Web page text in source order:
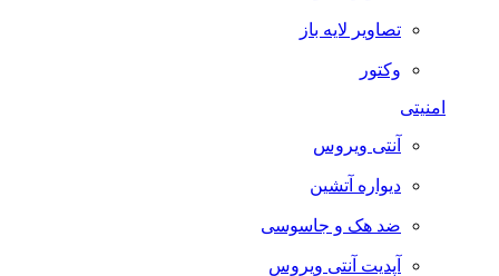
تصاویر لایه باز
وکتور
امنیتی
آنتی ویروس
دیواره آتشین
ضد هک و جاسوسی
آپدیت آنتی ویروس